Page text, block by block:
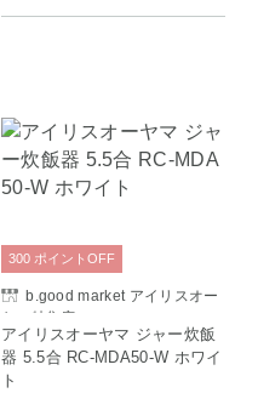
b.good market アイリスオー
ヤマ特集店
アイリスオーヤマ ジャー炊飯
器 5.5合 RC-MDA50-W ホワイ
ト
300 ポイント OFF